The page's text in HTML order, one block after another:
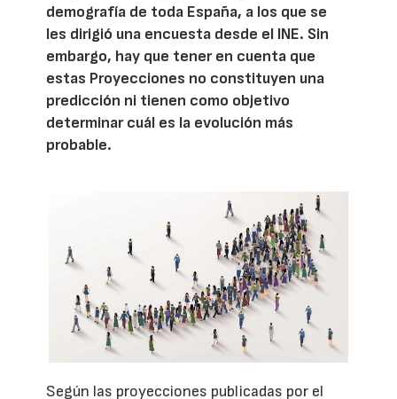
demografía de toda España, a los que se
les dirigió una encuesta desde el INE. Sin
embargo, hay que tener en cuenta que
estas Proyecciones no constituyen una
predicción ni tienen como objetivo
determinar cuál es la evolución más
probable.
Según las proyecciones publicadas por el